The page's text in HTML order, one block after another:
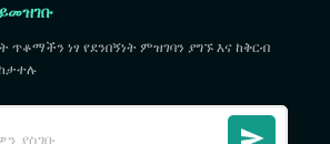
ጥቆማችን ነፃ የደንበኝነት ምዝገባን ያግኙ እና ከቅርብ